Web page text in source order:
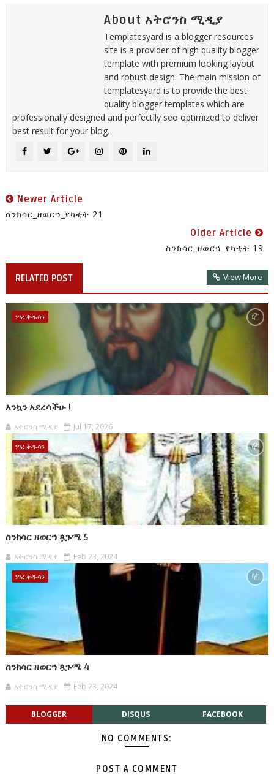
About አትሮንስ ሚዲያ
Templatesyard is a blogger resources
site is a provider of high quality blogger
template with premium looking layout
and robust design. The main mission of
templatesyard is to provide the best
quality blogger templates which are
professionally designed and perfectlly seo optimized to deliver
best result for your blog.
Newer Article
ስንክሳር_ዘወርኀ_የካቲት 21
Older Article
ስንክሳር_ዘወርኀ_የካቲት 19
RELATED POST View More
ነገረ ቅዱሳን
እንኳን አደረሳችሁ !
አትሮንስ ሚዲያ Jul 17, 2026
ነገረ ቅዱሳን
ስንክሳር ዘወርኀ ጷጉሜ 5
አትሮንስ ሚዲያ Feb 23, 2024
ነገረ ቅዱሳን
ስንክሳር ዘወርኀ ጷጉሜ 4
አትሮንስ ሚዲያ Feb 23, 2024
BLOGGER DISQUS FACEBOOK
NO COMMENTS:
POST A COMMENT